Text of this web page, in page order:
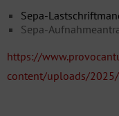
Sepa-
Sepa-
https://
content/uploads/